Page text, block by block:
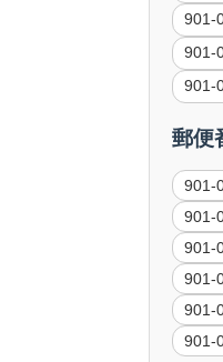
901-
901-
901-
郵便
901-
901-
901-
901-
901-
901-